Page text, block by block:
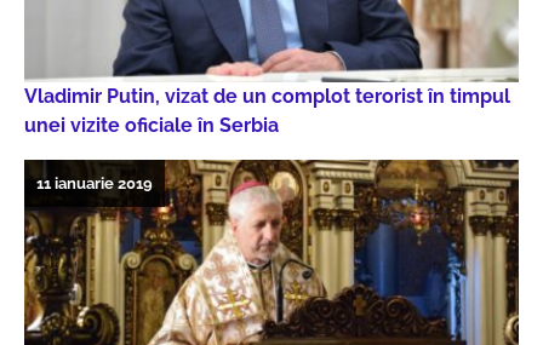
Vladimir Putin, vizat de un complot terorist în timpul
unei vizite oficiale în Serbia
11 ianuarie 2019